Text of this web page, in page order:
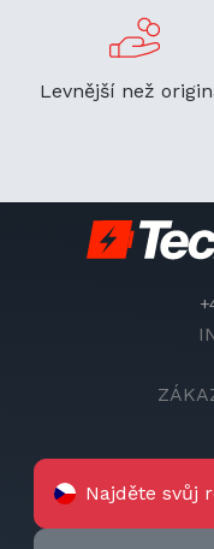
Levnější než
Najděte svůj